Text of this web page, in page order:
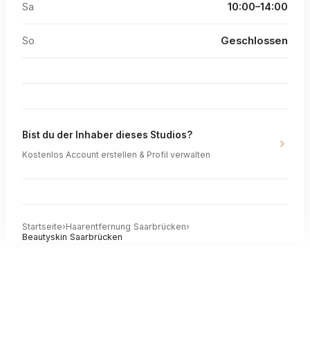
Sa 10:00–14:00
So Geschlossen
Bist du der Inhaber dieses Studios?
Kostenlos Account erstellen & Profil verwalten
Startseite›Haarentfernung Saarbrücken›
Beautyskin Saarbrücken